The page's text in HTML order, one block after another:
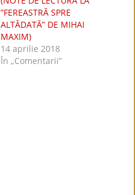
”FEREASTRĂ SPRE
ALTĂDATĂ” DE MIHAI
MAXIM)
14 aprilie 2018
În „Comentarii”